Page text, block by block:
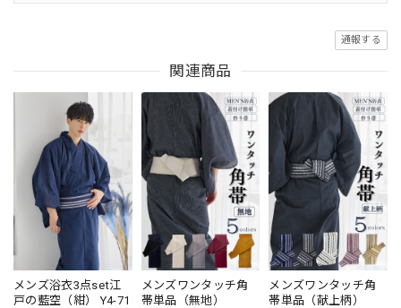
通報する
関連商品
メンズ浴衣3点set江
戸の藍空（紺） Y4-71
メンズワンタッチ角
帯単品（無地）
メンズワンタッチ角
帯単品（献上柄）